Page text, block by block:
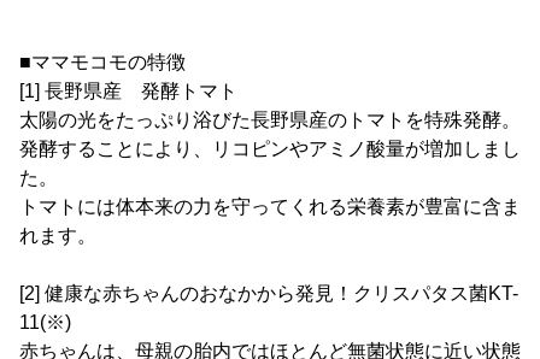
■ママモコモの特徴
[1] 長野県産 発酵トマト
太陽の光をたっぷり浴びた長野県産のトマトを特殊発酵。
発酵することにより、リコピンやアミノ酸量が増加しまし
た。
トマトには体本来の力を守ってくれる栄養素が豊富に含ま
れます。
[2] 健康な赤ちゃんのおなかから発見！クリスパタス菌KT-
11(※)
赤ちゃんは、母親の胎内ではほとんど無菌状態に近い状態